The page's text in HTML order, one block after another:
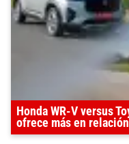
Honda WR-V versus
ofrece más en